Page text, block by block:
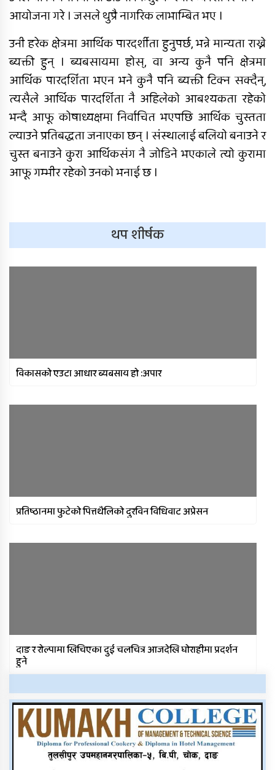
आयोजना गरे । जसले थुप्रै नागरिक लाभाम्बित भए ।
उनी हरेक क्षेत्रमा आर्थिक पारदर्शीता हुनुपर्छ, भन्ने मान्यता राख्ने
ब्यक्ती हुन् । ब्यबसायमा होस्, वा अन्य कुनै पनि क्षेत्रमा
आर्थिक पारदर्शिता भएन भने कुनै पनि ब्यक्ती टिक्न सक्दैन्,
त्यसैले आर्थिक पारदर्शिता नै अहिलेको आबश्यकता रहेको
भन्दै आफू कोषाध्यक्षमा निर्वाचित भएपछि आर्थिक चुस्तता
ल्याउने प्रतिबद्धता जनाएका छन् । संस्थालाई बलियो बनाउने र
चुस्त बनाउने कुरा आर्थिकसंग नै जोडिने भएकाले त्यो कुरामा
आफू गम्भीर रहेको उनको भनाई छ ।
थप शीर्षक
विकासको एउटा आधार ब्यबसाय हो :अपार
प्रतिष्ठानमा फुटेको पित्तथैलिको दुरविन विधिवाट अप्रेसन
दाङ र रोल्पामा खिचिएका दुई चलचित्र आजदेखि घोराहीमा प्रदर्शन
हुने